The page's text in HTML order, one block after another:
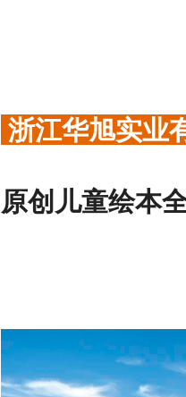
浙江华旭实业
原创儿童绘本